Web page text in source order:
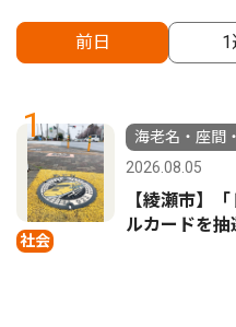
前日 1
1
社会
海老名・座間
2026.08.05
【綾瀬市】
ルカードを抽